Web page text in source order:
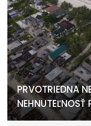
PRVOTRIEDNA
NEHNUTEĽNOSŤ